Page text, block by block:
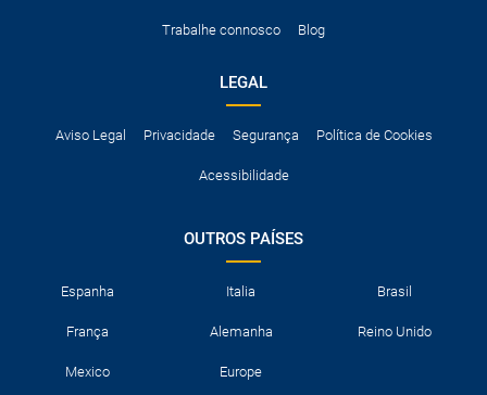
Trabalhe connosco Blog
LEGAL
Aviso Legal Privacidade Segurança Política de Cookies
Acessibilidade
OUTROS PAÍSES
Espanha Italia Brasil
França Alemanha Reino Unido
Mexico Europe